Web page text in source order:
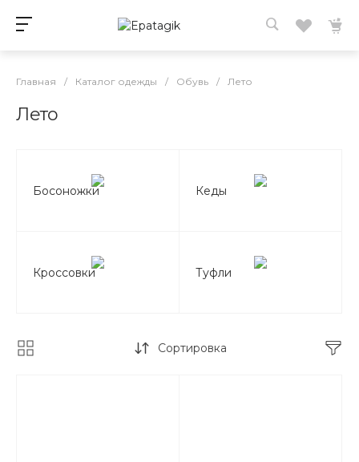
Главная / Каталог одежды / Обувь / Лето
Лето
Босоножки Кеды
Кроссовки Туфли
Сортировка